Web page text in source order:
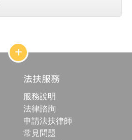
網
站
結
構
合
按
鈕
法扶服務
服務說明
法律諮詢
申請法扶律師
常見問題